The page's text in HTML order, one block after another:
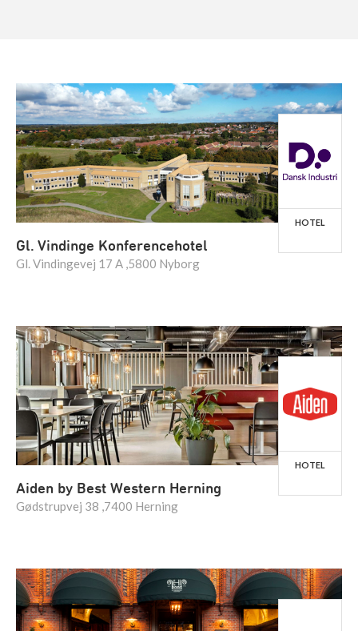
Gl. Vindinge Konferencehotel
Gl. Vindingevej 17 A ,5800 Nyborg
HOTEL
Aiden by Best Western Herning
Gødstrupvej 38 ,7400 Herning
HOTEL